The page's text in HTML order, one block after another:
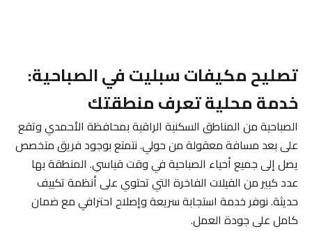
تصليح مكيفات سبليت في الصباحية:
خدمة محلية تعرف منطقتك
الصباحية من المناطق السكنية الراقية بمحافظة الأحمدي وتقع
على بعد مسافة معقولة من حولي. نتمتع بوجود فريق متخصص
يصل إلى جميع أحياء الصباحية في وقت قياسي. المنطقة بها
عدد كبير من الفيلات الفاخرة التي تحتوي على أنظمة تكييف
حديثة. نوفر خدمة استجابة سريعة وإصلاح احترافي مع ضمان
كامل على جودة العمل.